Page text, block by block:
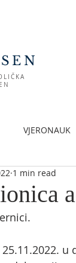
VJERONAUK
1 min read
u